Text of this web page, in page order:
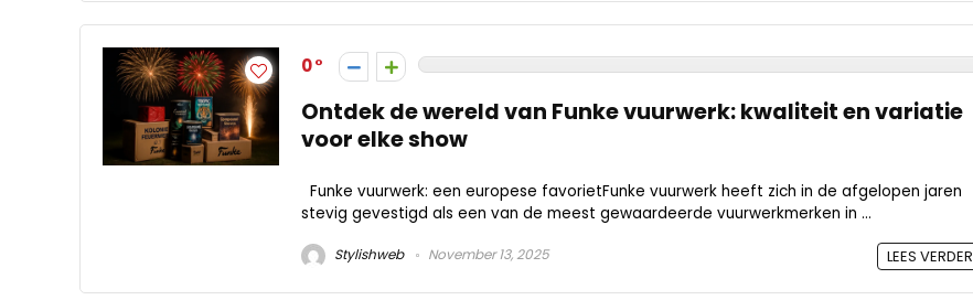
0
Ontdek de wereld van Funke vuurwerk: kwaliteit en variatie
voor elke show
Funke vuurwerk: een europese favorietFunke vuurwerk heeft zich in de afgelopen jaren
stevig gevestigd als een van de meest gewaardeerde vuurwerkmerken in ...
Stylishweb November 13, 2025 LEES VERDER